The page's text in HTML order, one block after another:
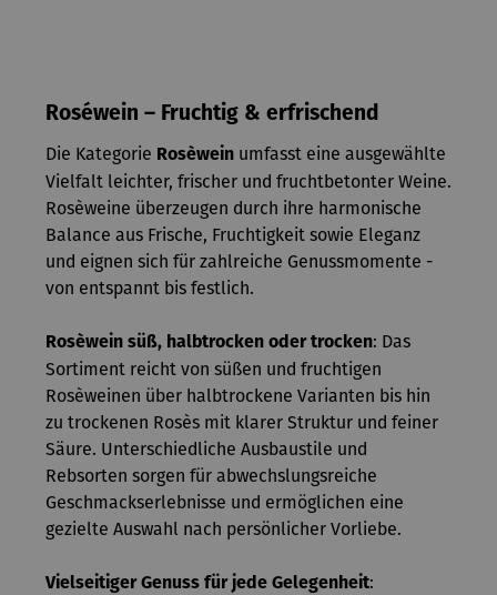
Roséwein – Fruchtig & erfrischend
Die Kategorie Rosèwein umfasst eine ausgewählte
Vielfalt leichter, frischer und fruchtbetonter Weine.
Rosèweine überzeugen durch ihre harmonische
Balance aus Frische, Fruchtigkeit sowie Eleganz
und eignen sich für zahlreiche Genussmomente -
von entspannt bis festlich.
Rosèwein süß, halbtrocken oder trocken: Das
Sortiment reicht von süßen und fruchtigen
Rosèweinen über halbtrockene Varianten bis hin
zu trockenen Rosès mit klarer Struktur und feiner
Säure. Unterschiedliche Ausbaustile und
Rebsorten sorgen für abwechslungsreiche
Geschmackserlebnisse und ermöglichen eine
gezielte Auswahl nach persönlicher Vorliebe.
Vielseitiger Genuss für jede Gelegenheit: